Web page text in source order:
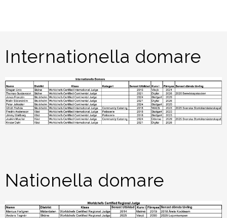
Internationella domare
Nationella domare